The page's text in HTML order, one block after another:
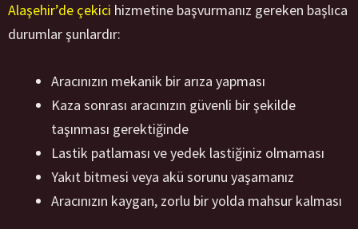
Alaşehir’de çekici hizmetine başvurmanız gereken başlıca
durumlar şunlardır:
Aracınızın mekanik bir arıza yapması
Kaza sonrası aracınızın güvenli bir şekilde
taşınması gerektiğinde
Lastik patlaması ve yedek lastiğiniz olmaması
Yakıt bitmesi veya akü sorunu yaşamanız
Aracınızın kaygan, zorlu bir yolda mahsur kalması